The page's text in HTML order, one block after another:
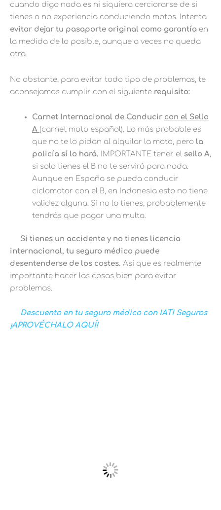
cuando digo nada es ni siquiera cerciorarse de si
tienes o no experiencia conduciendo motos. Intenta
evitar dejar tu pasaporte original como garantía en
la medida de lo posible, aunque a veces no queda
otra.
No obstante, para evitar todo tipo de problemas, te
aconsejamos cumplir con el siguiente requisito:
Carnet Internacional de Conducir con el Sello
A (carnet moto español). Lo más probable es
que no te lo pidan al alquilar la moto, pero la
policía sí lo hará.
IMPORTANTE tener el sello A,
si solo tienes el B no te servirá para nada.
Aunque en España se pueda conducir
ciclomotor con el B, en Indonesia esto no tiene
validez alguna. Si no lo tienes, probablemente
tendrás que pagar una multa.
Si tienes un accidente y no tienes licencia
internacional, tu seguro médico puede
desentenderse de los costes. Así que es realmente
importante hacer las cosas bien para evitar
problemas.
Descuento en tu seguro médico con IATI Seguros
¡APROVÉCHALO AQUÍ!